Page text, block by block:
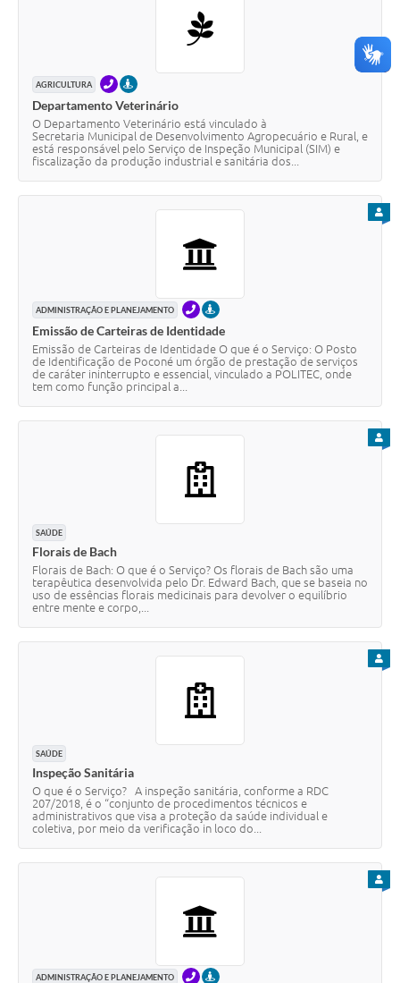
AGRICULTURA TELEFONEPRESENCIAL
Departamento Veterinário
O Departamento Veterinário está vinculado à
Secretaria Municipal de Desenvolvimento Agropecuário e Rural, e
está responsável pelo Serviço de Inspeção Municipal (SIM) e
fiscalização da produção industrial e sanitária dos...
ADMINISTRAÇÃO E PLANEJAMENTO TELEFONEPRESENCIAL
Emissão de Carteiras de Identidade
Emissão de Carteiras de Identidade O que é o Serviço: O Posto
de Identificação de Poconé um órgão de prestação de serviços
de caráter ininterrupto e essencial, vinculado a POLITEC, onde
tem como função principal a...
SAÚDE
Florais de Bach
Florais de Bach: O que é o Serviço? Os florais de Bach são uma
terapêutica desenvolvida pelo Dr. Edward Bach, que se baseia no
uso de essências florais medicinais para devolver o equilíbrio
entre mente e corpo,...
SAÚDE
Inspeção Sanitária
O que é o Serviço? A inspeção sanitária, conforme a RDC
207/2018, é o “conjunto de procedimentos técnicos e
administrativos que visa a proteção da saúde individual e
coletiva, por meio da verificação in loco do...
ADMINISTRAÇÃO E PLANEJAMENTO TELEFONEPRESENCIAL